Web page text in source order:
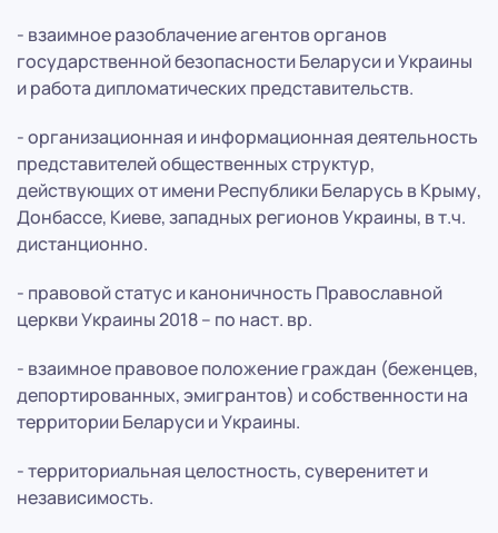
- взаимное разоблачение агентов органов
государственной безопасности Беларуси и Украины
и работа дипломатических представительств.
- организационная и информационная деятельность
представителей общественных структур,
действующих от имени Республики Беларусь в Крыму,
Донбассе, Киеве, западных регионов Украины, в т.ч.
дистанционно.
- правовой статус и каноничность Православной
церкви Украины 2018 – по наст. вр.
- взаимное правовое положение граждан (беженцев,
депортированных, эмигрантов) и собственности на
территории Беларуси и Украины.
- территориальная целостность, суверенитет и
независимость.